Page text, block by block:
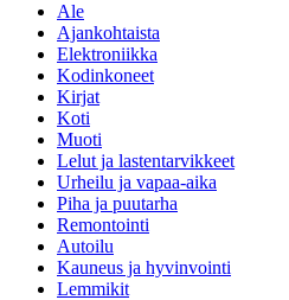
Ale
Ajankohtaista
Elektroniikka
Kodinkoneet
Kirjat
Koti
Muoti
Lelut ja lastentarvikkeet
Urheilu ja vapaa-aika
Piha ja puutarha
Remontointi
Autoilu
Kauneus ja hyvinvointi
Lemmikit